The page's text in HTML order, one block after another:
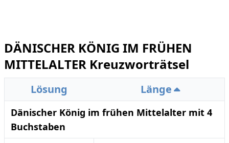
DÄNISCHER KÖNIG IM FRÜHEN
MITTELALTER Kreuzworträtsel
Lösung Länge
Dänischer König im frühen Mittelalter mit 4
Buchstaben